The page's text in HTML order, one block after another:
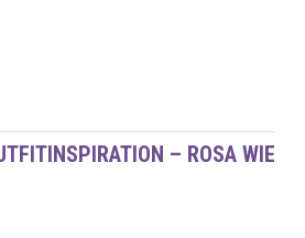
– ROSA WIE